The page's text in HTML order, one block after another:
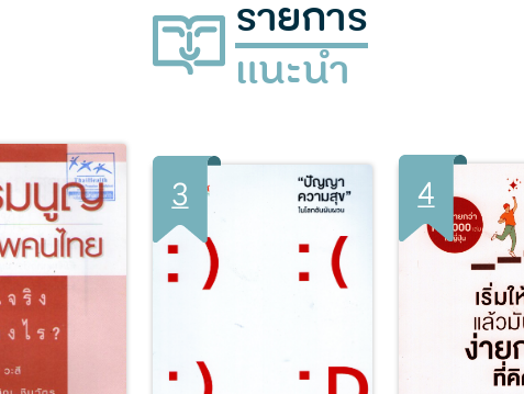
รายการ
แนะนำ